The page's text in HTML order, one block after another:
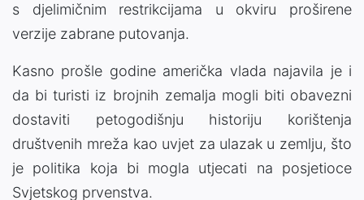
s djelimičnim restrikcijama u okviru proširene
verzije zabrane putovanja.
Kasno prošle godine američka vlada najavila je i
da bi turisti iz brojnih zemalja mogli biti obavezni
dostaviti petogodišnju historiju korištenja
društvenih mreža kao uvjet za ulazak u zemlju, što
je politika koja bi mogla utjecati na posjetioce
Svjetskog prvenstva.